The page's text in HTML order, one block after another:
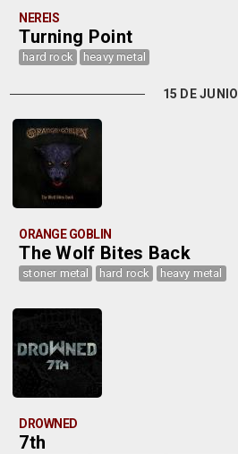
NEREIS
Turning Point
hard rock heavy metal
15 DE JUNIO
ORANGE GOBLIN
The Wolf Bites Back
stoner metal hard rock heavy metal
DROWNED
7th